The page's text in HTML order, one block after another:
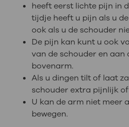
heeft eerst lichte pijn in
tijdje heeft u pijn als u
ook als u de schouder
De pijn kan kunt u ook
van de schouder en aan
bovenarm.
Als u dingen tilt of laat
schouder extra pijnlijk
U kan de arm niet meer
bewegen.